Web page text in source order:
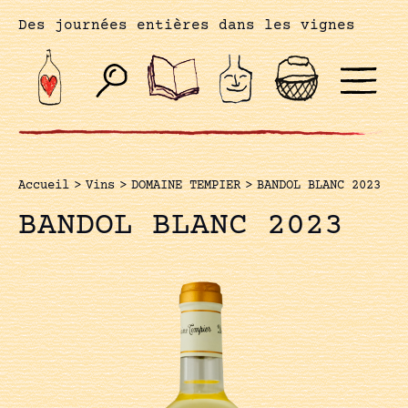
Des journées entières dans les vignes
Accueil > Vins > DOMAINE TEMPIER > BANDOL BLANC 2023
BANDOL BLANC 2023